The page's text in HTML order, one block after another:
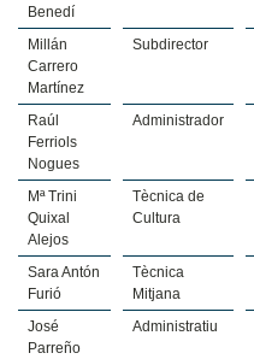
Benedí
Millán
Carrero
Martínez
Subdirector
Raúl
Ferriols
Nogues
Administrador
Mª Trini
Quixal
Alejos
Tècnica de
Cultura
Sara Antón
Furió
Tècnica
Mitjana
José
Parreño
Administratiu